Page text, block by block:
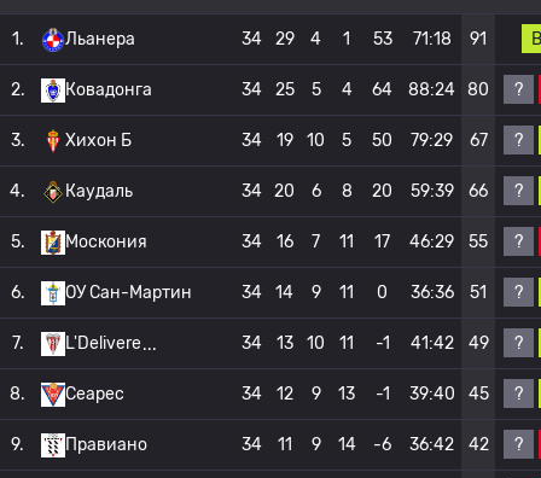
1. Льанера 34 29 4 1 53 71:18 91 В
2. Ковадонга 34 25 5 4 64 88:24 80 ?
3. Хихон Б 34 19 10 5 50 79:29 67 ?
4. Каудаль 34 20 6 8 20 59:39 66 ?
5. Москония 34 16 7 11 17 46:29 55 ?
6. ОУ Сан-Мартин 34 14 9 11 0 36:36 51 ?
7. L'Delivere 34 13 10 11 -1 41:42 49 ?
8. Сеарес 34 12 9 13 -1 39:40 45 ?
9. Правиано 34 11 9 14 -6 36:42 42 ?